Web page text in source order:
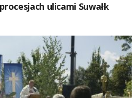
ulicami Suwałk